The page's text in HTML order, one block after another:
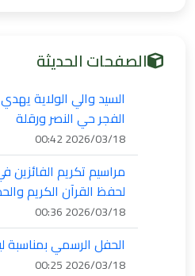
الصفحات الحديثة
الفجر حي النصر ورقلة
2026/03/18 00:42
مراسيم تكريم الفائزين
لحفظ القرآن الكريم
2026/03/18 00:36
الحفل الرسمي بمناسبة
2026/03/18 00:25